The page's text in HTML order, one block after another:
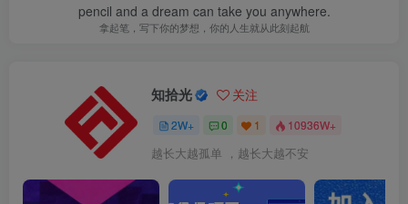
pencil and a dream can take you anywhere.
拿起笔，写下你的梦想，你的人生就从此刻起航
知拾光 关注
2W+ 0 1 10936W+
越长大越孤单 ，越长大越不安